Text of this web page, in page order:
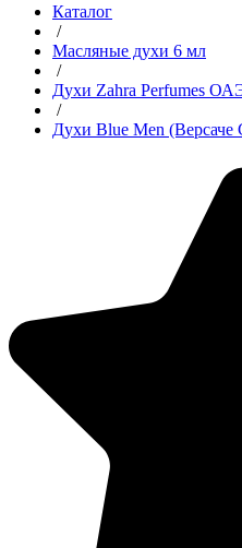
Каталог
/
Масляные духи 6 мл
/
Духи Zahra Perfumes
/
Духи Blue Men